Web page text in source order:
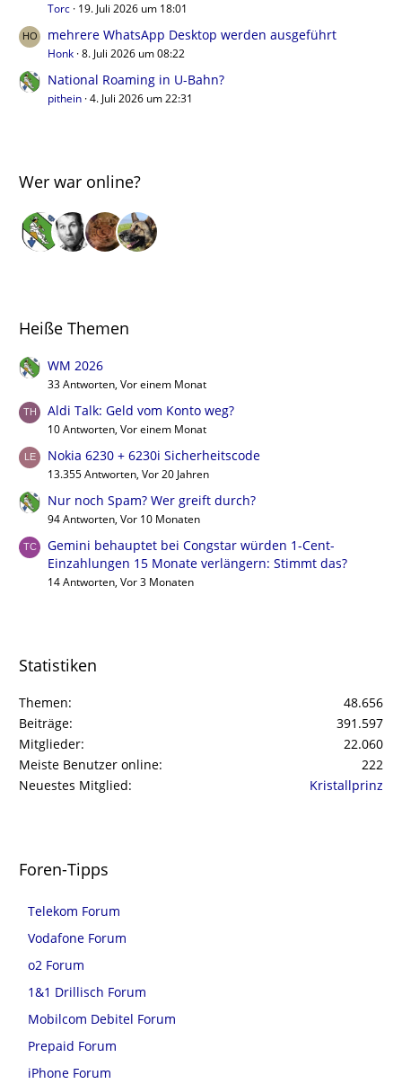
Torc 19. Juli 2026 um 18:01
mehrere WhatsApp Desktop werden ausgeführt
Honk 8. Juli 2026 um 08:22
National Roaming in U-Bahn?
pithein 4. Juli 2026 um 22:31
Wer war online?
Heiße Themen
WM 2026
33 Antworten, Vor einem Monat
Aldi Talk: Geld vom Konto weg?
10 Antworten, Vor einem Monat
Nokia 6230 + 6230i Sicherheitscode
13.355 Antworten, Vor 20 Jahren
Nur noch Spam? Wer greift durch?
94 Antworten, Vor 10 Monaten
Gemini behauptet bei Congstar würden 1-Cent-
Einzahlungen 15 Monate verlängern: Stimmt das?
14 Antworten, Vor 3 Monaten
Statistiken
Themen
48.656
Beiträge
391.597
Mitglieder
22.060
Meiste Benutzer online
222
Neuestes Mitglied
Kristallprinz
Foren-Tipps
Telekom Forum
Vodafone Forum
o2 Forum
1&1 Drillisch Forum
Mobilcom Debitel Forum
Prepaid Forum
iPhone Forum